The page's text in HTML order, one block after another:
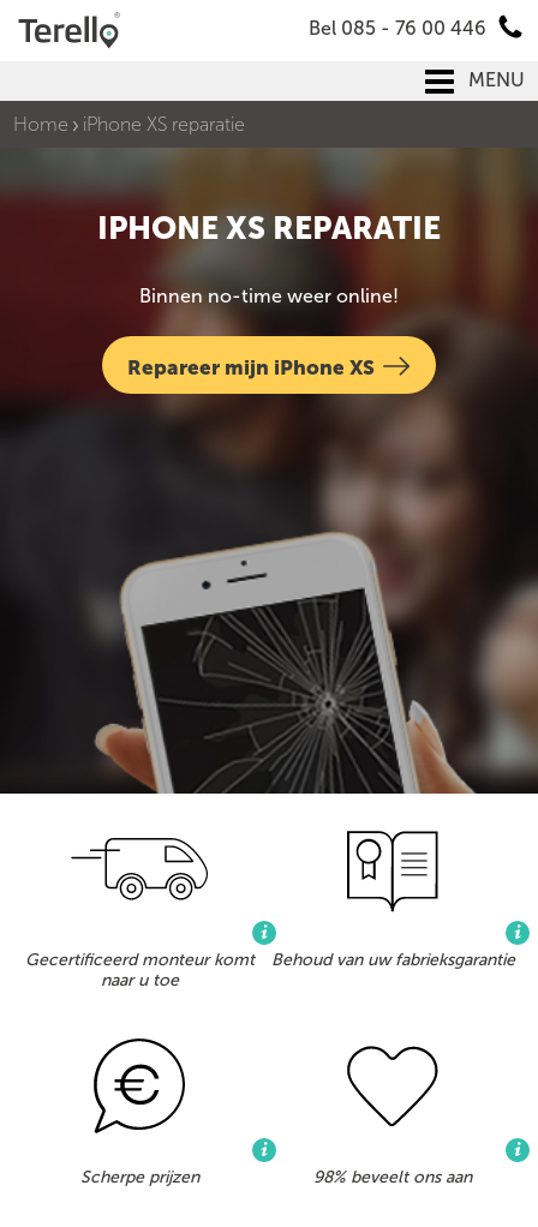
Bel 085 - 76 00 446
MENU
Home
iPhone XS reparatie
IPHONE XS REPARATIE
Binnen no-time weer online!
Repareer mijn iPhone XS
Gecertificeerd monteur komt
naar u toe
Behoud van uw fabrieksgarantie
Scherpe prijzen 98% beveelt ons aan